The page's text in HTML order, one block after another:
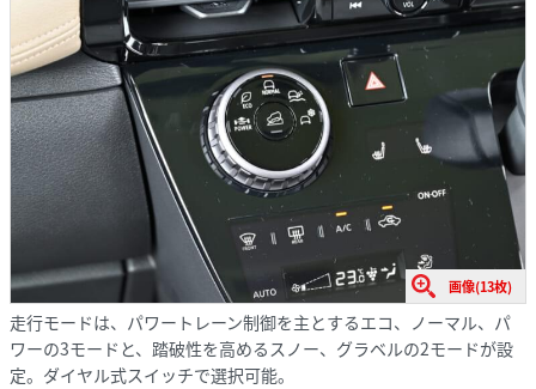
画像(13枚)
走行モードは、パワートレーン制御を主とするエコ、ノーマル、パ
ワーの3モードと、踏破性を高めるスノー、グラベルの2モードが設
定。ダイヤル式スイッチで選択可能。